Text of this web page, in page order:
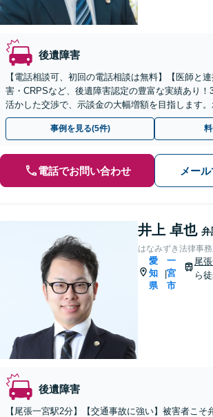
後遺障害
【電話相談可、初回の電話相談は無料】【医師と
害・CRPSなど、後遺障害認定の豊富な実績あり！
活かした交渉で、示談金の大幅増額を目指します
ービスあり【夜間休日対応】【丸の内駅3分】
事例を見る(5件)
電話でお問い合わせ メー
井上 卓也 弁
はなみずき法律事
愛
知
県
|
一
宮
市
尾
ら
後遺障害
【尾張一宮駅2分】【交通事故に強い】被害者こそ